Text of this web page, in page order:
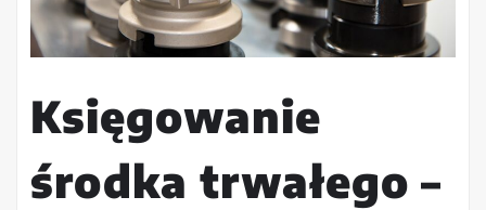
Księgowanie
środka trwałego –